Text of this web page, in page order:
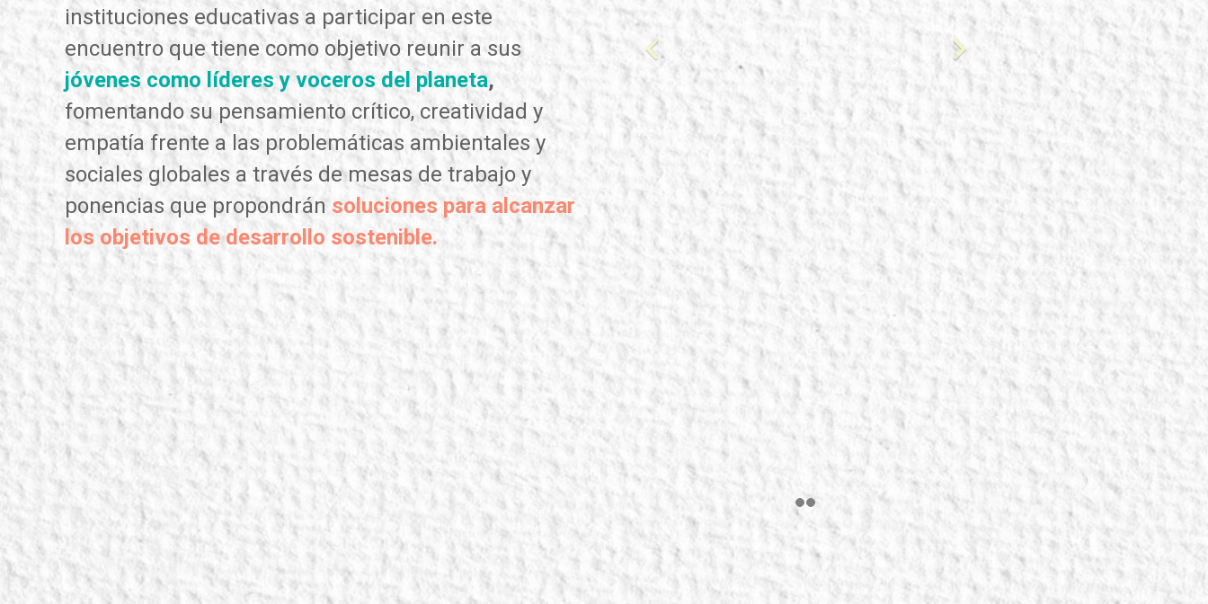
instituciones educativas a participar en este
encuentro que tiene como objetivo reunir a sus
jóvenes como líderes y voceros del planeta,
fomentando su pensamiento crítico, creatividad y
empatía frente a las problemáticas ambientales y
sociales globales a través de mesas de trabajo y
ponencias que propondrán soluciones para alcanzar
los objetivos de desarrollo sostenible.